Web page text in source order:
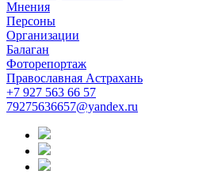
Мнения
Персоны
Организации
Балаган
Фоторепортаж
Православная Астрахань
+7 927 563 66 57
79275636657@yandex.ru